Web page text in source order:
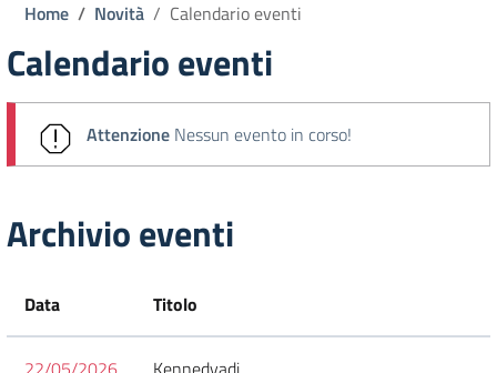
Home Novità Calendario eventi
Calendario eventi
Attenzione Nessun evento in corso!
Archivio eventi
Data Titolo